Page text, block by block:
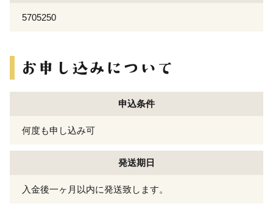
5705250
申込条件
何度も申し込み可
発送期日
入金後一ヶ月以内に発送致します。